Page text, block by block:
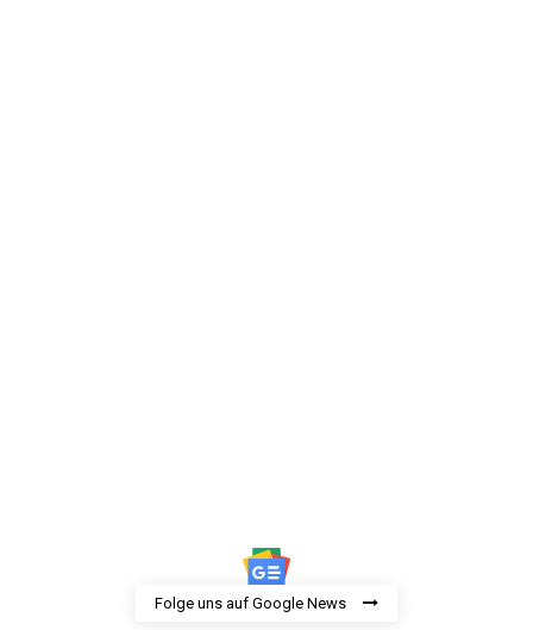
Folge uns auf Google News